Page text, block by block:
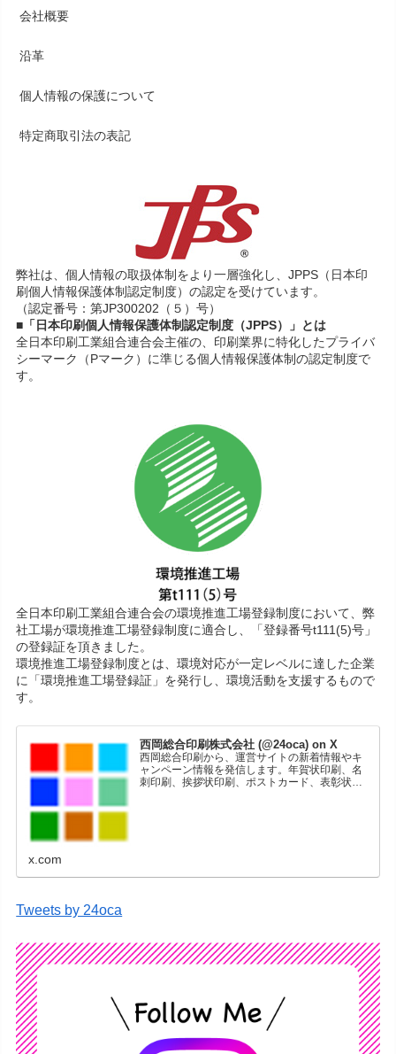
会社概要
沿革
個人情報の保護について
特定商取引法の表記
弊社は、個人情報の取扱体制をより一層強化し、JPPS（日本印
刷個人情報保護体制認定制度）の認定を受けています。
（認定番号：第JP300202（５）号）
■「日本印刷個人情報保護体制認定制度（JPPS）」とは
全日本印刷工業組合連合会主催の、印刷業界に特化したプライバ
シーマーク（Pマーク）に準じる個人情報保護体制の認定制度で
す。
全日本印刷工業組合連合会の環境推進工場登録制度において、弊
社工場が環境推進工場登録制度に適合し、「登録番号t111(5)号」
の登録証を頂きました。
環境推進工場登録制度とは、環境対応が一定レベルに達した企業
に「環境推進工場登録証」を発行し、環境活動を支援するもので
す。
西岡総合印刷株式会社 (@24oca) on X
西岡総合印刷から、運営サイトの新着情報やキ
ャンペーン情報を発信します。年賀状印刷、名
刺印刷、挨拶状印刷、ポストカード、表彰状印
x.com
Tweets by 24oca